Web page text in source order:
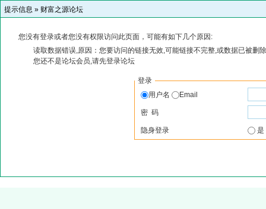
提示信息 » 财富之源论坛
您没有登录或者您没有权限访问此页面，可能有如下几个原因:
读取数据错误,原因：您要访问的链接无效,可能链接不完整,或数据已被删
您还不是论坛会员,请先登录论坛
登录
用户名
Email
密 码
隐身登录